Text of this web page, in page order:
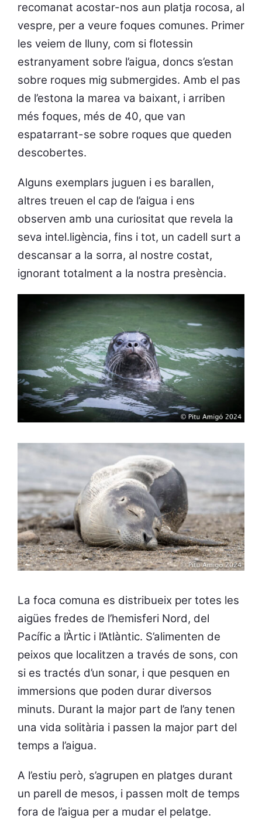
recomanat acostar-nos aun platja rocosa, al
vespre, per a veure foques comunes. Primer
les veiem de lluny, com si flotessin
estranyament sobre l’aigua, doncs s’estan
sobre roques mig submergides. Amb el pas
de l’estona la marea va baixant, i arriben
més foques, més de 40, que van
espatarrant-se sobre roques que queden
descobertes.
Alguns exemplars juguen i es barallen,
altres treuen el cap de l’aigua i ens
observen amb una curiositat que revela la
seva intel.ligència, fins i tot, un cadell surt a
descansar a la sorra, al nostre costat,
ignorant totalment a la nostra presència.
La foca comuna es distribueix per totes les
aigües fredes de l’hemisferi Nord, del
Pacífic a l’Àrtic i l’Atlàntic. S’alimenten de
peixos que localitzen a través de sons, con
si es tractés d’un sonar, i que pesquen en
immersions que poden durar diversos
minuts. Durant la major part de l’any tenen
una vida solitària i passen la major part del
temps a l’aigua.
A l’estiu però, s’agrupen en platges durant
un parell de mesos, i passen molt de temps
fora de l’aigua per a mudar el pelatge.